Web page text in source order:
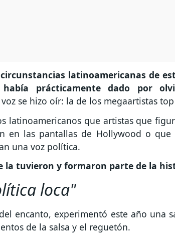
latinoamericanas de
prácticamente dado por
se hizo oír: la de los megaartistas
latinoamericanos que artistas que
en las pantallas de Hollywood o que
una voz política.
la tuvieron y formaron parte de la
loca"
encanto, experimentó este año una
de la salsa y el reguetón.